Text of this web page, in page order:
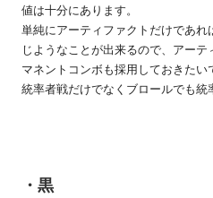
値は十分にあります。
単純にアーティファクトだけであ
じようなことが出来るので、アー
マネントコンボも採用しておきたい
統率者戦だけでなくブロールでも統
・黒